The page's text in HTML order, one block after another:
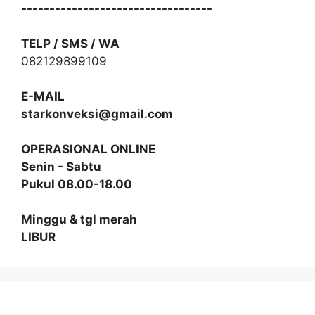
----------------------------------
TELP / SMS / WA
082129899109
E-MAIL
starkonveksi@gmail.com
OPERASIONAL ONLINE
Senin - Sabtu
Pukul 08.00-18.00
Minggu & tgl merah
LIBUR